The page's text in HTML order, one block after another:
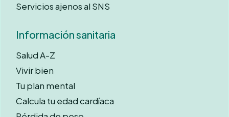
Servicios ajenos al SNS
Información sanitaria
Salud A-Z
Vivir bien
Tu plan mental
Calcula tu edad cardíaca